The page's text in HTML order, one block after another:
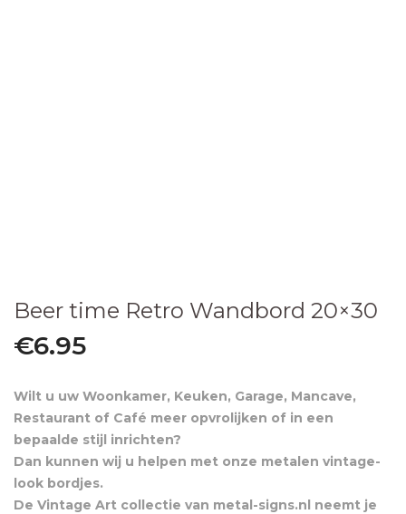
Beer time Retro Wandbord 20×30
€6.95
Wilt u uw Woonkamer, Keuken, Garage, Mancave,
Restaurant of Café meer opvrolijken of in een
bepaalde stijl inrichten?
Dan kunnen wij u helpen met onze metalen vintage-
look bordjes.
De Vintage Art collectie van metal-signs.nl neemt je